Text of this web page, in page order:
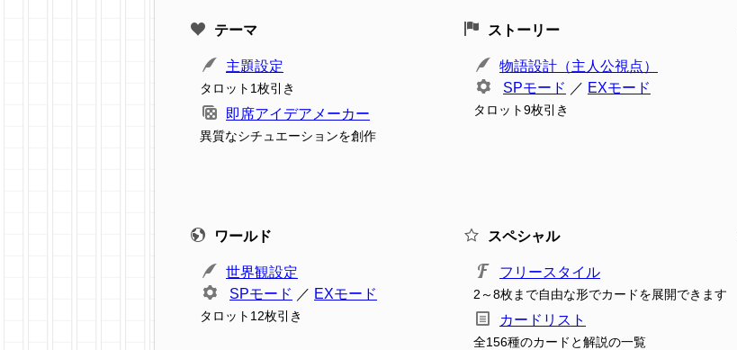
テーマ
主題設定
タロット1枚引き
即席アイデアメーカー
異質なシチュエーションを創作
ストーリー
物語設計（主人公視点）
SPモード ／ EXモード
タロット9枚引き
ワールド
世界観設定
SPモード ／ EXモード
タロット12枚引き
スペシャル
フリースタイル
2～8枚まで自由な形でカードを展開できます
カードリスト
全156種のカードと解説の一覧